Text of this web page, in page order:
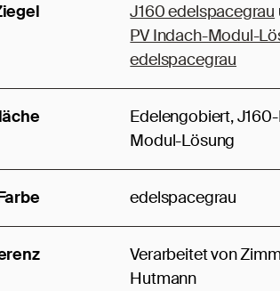
J160 edelspacegrau
PV Indach-Modul-
edelspacegrau
Edelengobiert,
Modul-Lösung
edelspacegrau
Verarbeitet von
Hutmann